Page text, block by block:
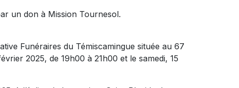
un don à Mission Tournesol.
Funéraires du Témiscamingue située au 67
2025, de 19h00 à 21h00 et le samedi, 15